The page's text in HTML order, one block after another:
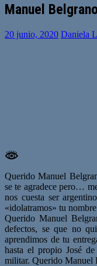
Manuel
20 junio, 2020 Daniela
Querido Manuel
se te agradece pero…
nos cuesta ser
«idolatramos» tu
Querido Manuel
defectos, se que no
aprendimos de tu
hasta el propio José
militar. Querido Manuel